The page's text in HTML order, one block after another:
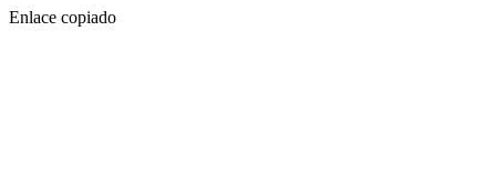
Enlace copiado